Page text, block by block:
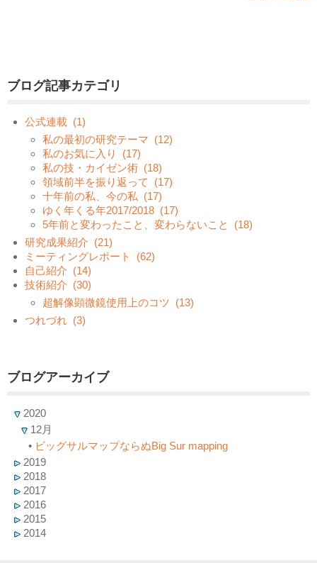
ブログ記事カテゴリ
公式連載 (1)
私の最初の研究テーマ (12)
私のお気に入り
(17)
私の技・カイゼン術 (18)
領域前半を振り返って
(17)
十年前の私、今の私 (17)
ゆく年くる年2017/2018 (17)
5年前と変わったこと、変わらないこと
(18)
研究成果紹介 (21)
ミーティングレポート
(62)
自己紹介 (14)
技術紹介 (30)
超解像顕微鏡使用上のコツ (13)
つれづれ (3)
ブログアーカイブ
2020
12月
• ビッグサルマップならぬBig Sur mapping
2019
2018
2017
2016
2015
2014